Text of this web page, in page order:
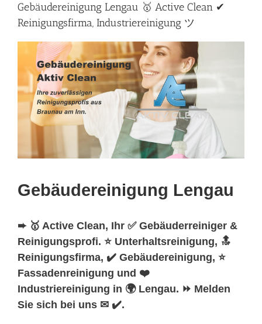
Gebäudereinigung Lengau 🥇 Active Clean ✔
Reinigungsfirma, Industriereinigung ツ
Gebäudereinigung Lengau
➨ 🥇 Active Clean, Ihr ✅ Gebäuderreiniger &
Reinigungsprofi. ⭐ Unterhaltsreinigung, 🔝
Reinigungsfirma, ✔️ Gebäudereinigung, ⭐
Fassadenreinigung und ❤️
Industriereinigung in 🌍 Lengau. ⏩ Melden
Sie sich bei uns ✉ ✔️.